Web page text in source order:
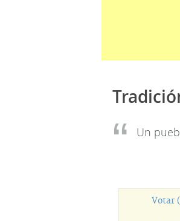
Un
Votar